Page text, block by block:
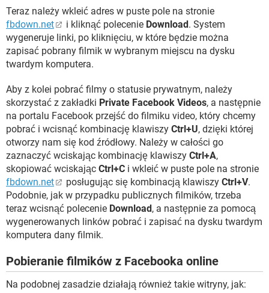
Teraz należy wkleić adres w puste pole na stronie
fbdown.net
i kliknąć polecenie Download. System
wygeneruje linki, po kliknięciu, w które będzie można
zapisać pobrany filmik w wybranym miejscu na dysku
twardym komputera.
Aby z kolei pobrać filmy o statusie prywatnym, należy
skorzystać z zakładki Private Facebook Videos, a następnie
na portalu Facebook przejść do filmiku video, który chcemy
pobrać i wcisnąć kombinację klawiszy Ctrl+U, dzięki której
otworzy nam się kod źródłowy. Należy w całości go
zaznaczyć wciskając kombinację klawiszy Ctrl+A,
skopiować wciskając Ctrl+C i wkleić w puste pole na stronie
fbdown.net
posługując się kombinacją klawiszy Ctrl+V.
Podobnie, jak w przypadku publicznych filmików, trzeba
teraz wcisnąć polecenie Download, a następnie za pomocą
wygenerowanych linków pobrać i zapisać na dysku twardym
komputera dany filmik.
Pobieranie filmików z Facebooka online
Na podobnej zasadzie działają również takie witryny, jak: